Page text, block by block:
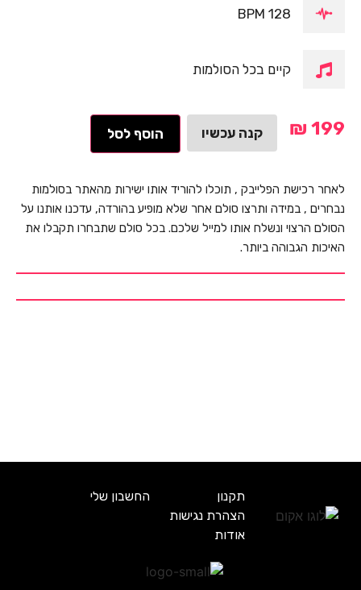
128 BPM
קיים בכל הסולמות
₪ 199 קנה עכשיו הוסף לסל
לאחר רכישת הפלייבק , תוכלו להוריד אותו ישירות מהאתר בסולמות
נבחרים , במידה ותרצו סולם אחר שלא מופיע בהורדה, עדכנו אותנו על
הסולם הרצוי ונשלח אותו למייל שלכם. בכל סולם שתבחרו תקבלו את
האיכות הגבוהה ביותר.
תקנון
החשבון שלי
הצהרת נגישות
אודות